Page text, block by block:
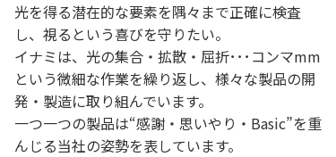
光を得る潜在的な要素を隅々まで正確に検査
し、視るという喜びを守りたい。
イナミは、光の集合・拡散・屈折･･･コンマmm
という微細な作業を繰り返し、様々な製品の開
発・製造に取り組んでいます。
一つ一つの製品は“感謝・思いやり・Basic”を重
んじる当社の姿勢を表しています。